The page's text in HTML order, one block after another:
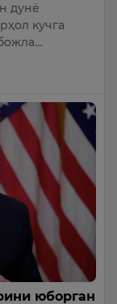
дунё
кучга
юборган